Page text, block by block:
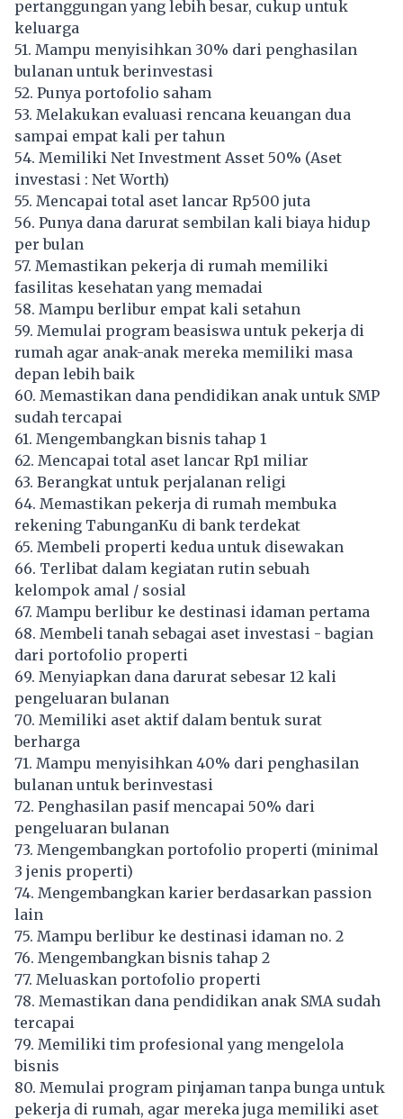
pertanggungan yang lebih besar, cukup untuk
keluarga
51. Mampu menyisihkan 30% dari penghasilan
bulanan untuk berinvestasi
52. Punya portofolio saham
53. Melakukan evaluasi rencana keuangan dua
sampai empat kali per tahun
54. Memiliki Net Investment Asset 50% (Aset
investasi : Net Worth)
55. Mencapai total aset lancar Rp500 juta
56. Punya dana darurat sembilan kali biaya hidup
per bulan
57. Memastikan pekerja di rumah memiliki
fasilitas kesehatan yang memadai
58. Mampu berlibur empat kali setahun
59. Memulai program beasiswa untuk pekerja di
rumah agar anak-anak mereka memiliki masa
depan lebih baik
60. Memastikan dana pendidikan anak untuk SMP
sudah tercapai
61. Mengembangkan bisnis tahap 1
62. Mencapai total aset lancar Rp1 miliar
63. Berangkat untuk perjalanan religi
64. Memastikan pekerja di rumah membuka
rekening TabunganKu di bank terdekat
65. Membeli properti kedua untuk disewakan
66. Terlibat dalam kegiatan rutin sebuah
kelompok amal / sosial
67. Mampu berlibur ke destinasi idaman pertama
68. Membeli tanah sebagai aset investasi - bagian
dari portofolio properti
69. Menyiapkan dana darurat sebesar 12 kali
pengeluaran bulanan
70. Memiliki aset aktif dalam bentuk surat
berharga
71. Mampu menyisihkan 40% dari penghasilan
bulanan untuk berinvestasi
72. Penghasilan pasif mencapai 50% dari
pengeluaran bulanan
73. Mengembangkan portofolio properti (minimal
3 jenis properti)
74. Mengembangkan karier berdasarkan passion
lain
75. Mampu berlibur ke destinasi idaman no. 2
76. Mengembangkan bisnis tahap 2
77. Meluaskan portofolio properti
78. Memastikan dana pendidikan anak SMA sudah
tercapai
79. Memiliki tim profesional yang mengelola
bisnis
80. Memulai program pinjaman tanpa bunga untuk
pekerja di rumah, agar mereka juga memiliki aset